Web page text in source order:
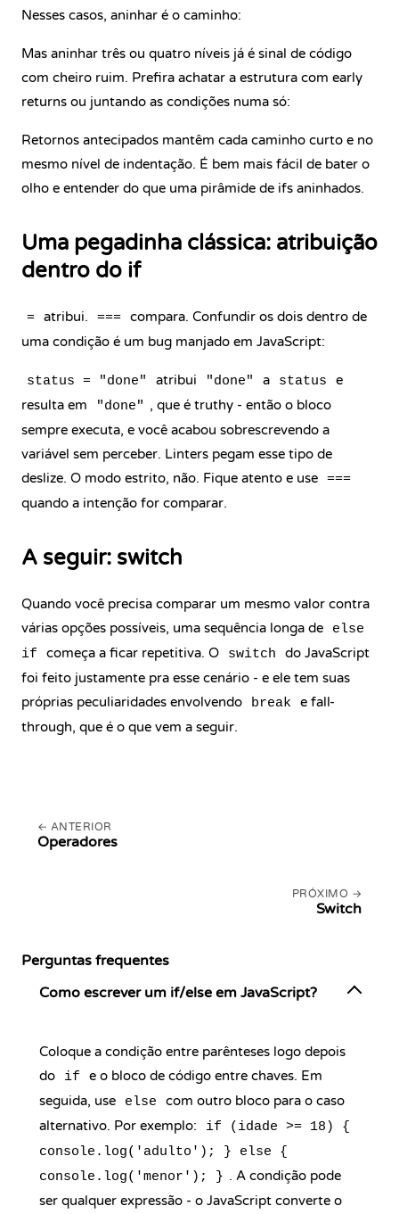
Nesses casos, aninhar é o caminho:
Mas aninhar três ou quatro níveis já é sinal de código
com cheiro ruim. Prefira achatar a estrutura com early
returns ou juntando as condições numa só:
Retornos antecipados mantêm cada caminho curto e no
mesmo nível de indentação. É bem mais fácil de bater o
olho e entender do que uma pirâmide de ifs aninhados.
Uma pegadinha clássica: atribuição
dentro do if
= atribui. === compara. Confundir os dois dentro de
uma condição é um bug manjado em JavaScript:
status = "done" atribui "done" a status
e
resulta em
"done" , que é truthy - então o bloco
sempre executa, e você acabou sobrescrevendo a
variável sem perceber. Linters pegam esse tipo de
deslize. O modo estrito, não. Fique atento e use ===
quando a intenção for comparar.
A seguir: switch
Quando você precisa comparar um mesmo valor contra
várias opções possíveis, uma sequência longa de
else
if
começa a ficar repetitiva. O switch
do JavaScript
foi feito justamente pra esse cenário - e ele tem suas
próprias peculiaridades envolvendo
break
e fall-
through, que é o que vem a seguir.
ANTERIOR
Operadores
PRÓXIMO
Switch
Perguntas frequentes
Como escrever um if/else em JavaScript?
Coloque a condição entre parênteses logo depois
do
if
e o bloco de código entre chaves. Em
seguida, use
else
com outro bloco para o caso
alternativo. Por exemplo:
if (idade >= 18) {
console.log('adulto'); } else {
console.log('menor'); } . A condição pode
ser qualquer expressão - o JavaScript converte o